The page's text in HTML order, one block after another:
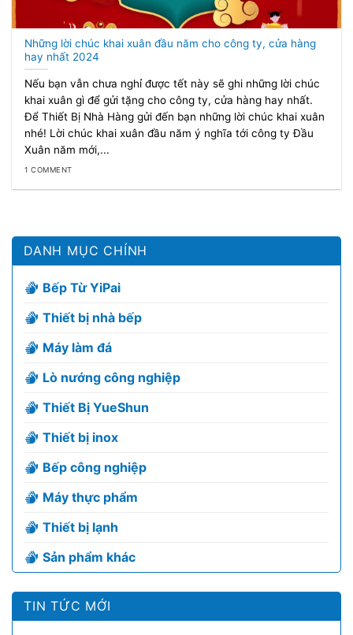
Những lời chúc khai xuân đầu năm cho công ty, cửa hàng
hay nhất 2024
Nếu bạn vẫn chưa nghỉ được tết này sẽ ghi những lời chúc
khai xuân gì để gửi tặng cho công ty, cửa hàng hay nhất.
Để Thiết Bị Nhà Hàng gửi đến bạn những lời chúc khai xuân
nhé! Lời chúc khai xuân đầu năm ý nghĩa tới công ty Đầu
Xuân năm mới,...
1 COMMENT
DANH MỤC CHÍNH
Bếp Từ YiPai
Thiết bị nhà bếp
Máy làm đá
Lò nướng công nghiệp
Thiết Bị YueShun
Thiết bị inox
Bếp công nghiệp
Máy thực phẩm
Thiết bị lạnh
Sản phẩm khác
TIN TỨC MỚI